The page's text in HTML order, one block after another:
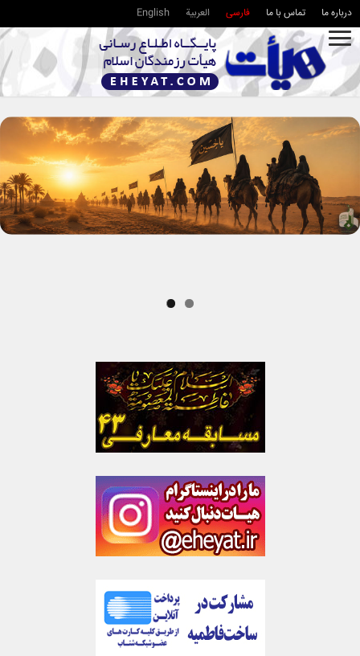
درباره ما تماس با ما فارسی العربية English